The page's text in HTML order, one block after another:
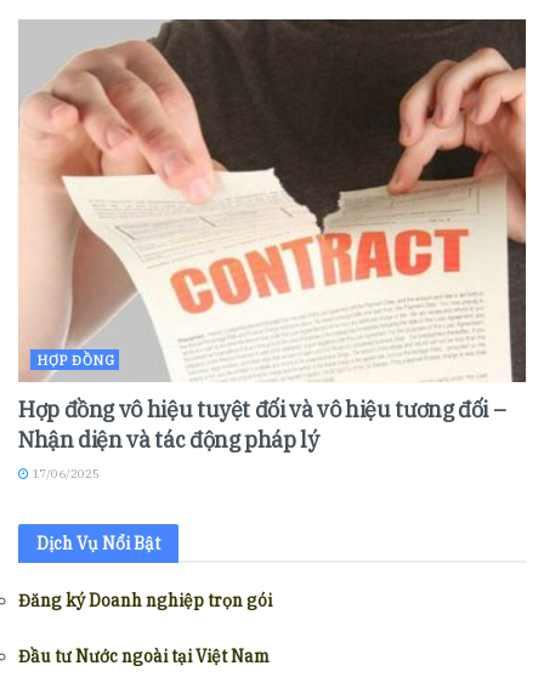
HỢP ĐỒNG
Hợp đồng vô hiệu tuyệt đối và vô hiệu tương đối –
Nhận diện và tác động pháp lý
17/06/2025
Dịch Vụ Nổi Bật
Đăng ký Doanh nghiệp trọn gói
Đầu tư Nước ngoài tại Việt Nam